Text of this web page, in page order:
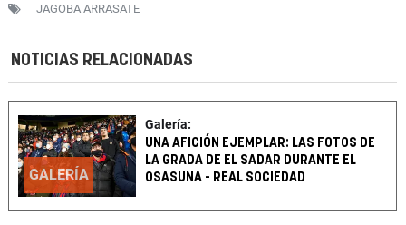
JAGOBA ARRASATE
NOTICIAS RELACIONADAS
GALERÍA
Galería:
UNA AFICIÓN EJEMPLAR: LAS FOTOS DE
LA GRADA DE EL SADAR DURANTE EL
OSASUNA - REAL SOCIEDAD